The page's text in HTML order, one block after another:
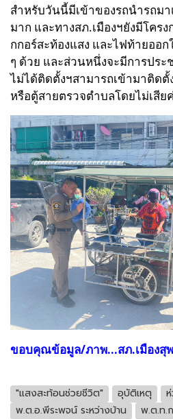
สำหรับวันนี้มีเข้าของรถนำรถม
มาก และทางสภ.เมืองฯยังมีโคร
กกอร์สะท้องแสง และไฟท้ายออ
ๆ ด้วย และส่วนหนึ่งจะมีการปร
ไม่ได้ติดตั้งฯสามารถเข้ามาติด
หรือตู้สายตรวจตำบลโดยไม่เสีย
ขอบคุณข้อมูล/ภาพ...สภ.เมืองสุ
"แสงสะท้อนช่วยชีวิต" อุบัติเหตุ
พ.ต.อ.พีระพจน์ ระหว่างบ้าน
พ.ต.ท.